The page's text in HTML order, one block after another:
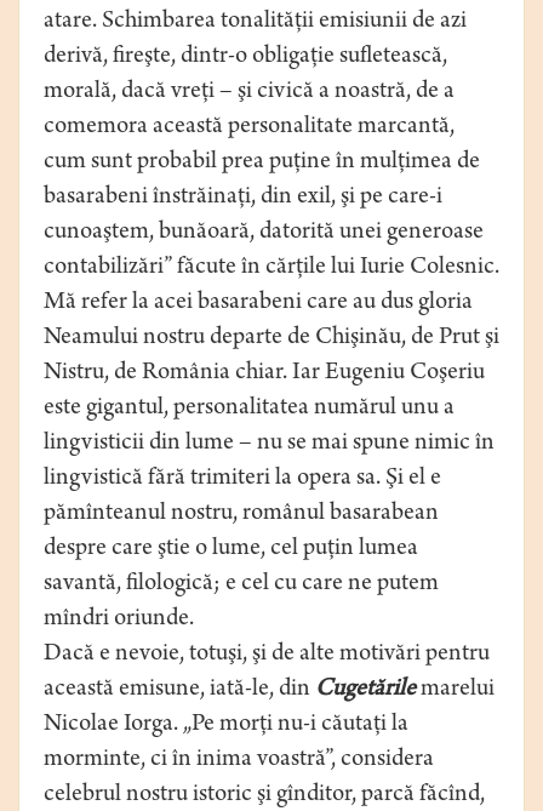
atare. Schimbarea tonalităţii emisiunii de azi
derivă, fireşte, dintr-o obligaţie sufletească,
morală, dacă vreţi – şi civică a noastră, de a
comemora această personalitate marcantă,
cum sunt probabil prea puţine în mulţimea de
basarabeni înstrăinaţi, din exil, şi pe care-i
cunoaştem, bunăoară, datorită unei generoase
contabilizări” făcute în cărţile lui Iurie Colesnic.
Mă refer la acei basarabeni care au dus gloria
Neamului nostru departe de Chişinău, de Prut şi
Nistru, de România chiar. Iar Eugeniu Coşeriu
este gigantul, personalitatea numărul unu a
lingvisticii din lume – nu se mai spune nimic în
lingvistică fără trimiteri la opera sa. Şi el e
pămînteanul nostru, românul basarabean
despre care ştie o lume, cel puţin lumea
savantă, filologică; e cel cu care ne putem
mîndri oriunde.
Dacă e nevoie, totuşi, şi de alte motivări pentru
această emisune, iată-le, din Cugetărilemarelui
Nicolae Iorga. „Pe morţi nu-i căutaţi la
morminte, ci în inima voastră”, considera
celebrul nostru istoric şi gînditor, parcă făcînd,